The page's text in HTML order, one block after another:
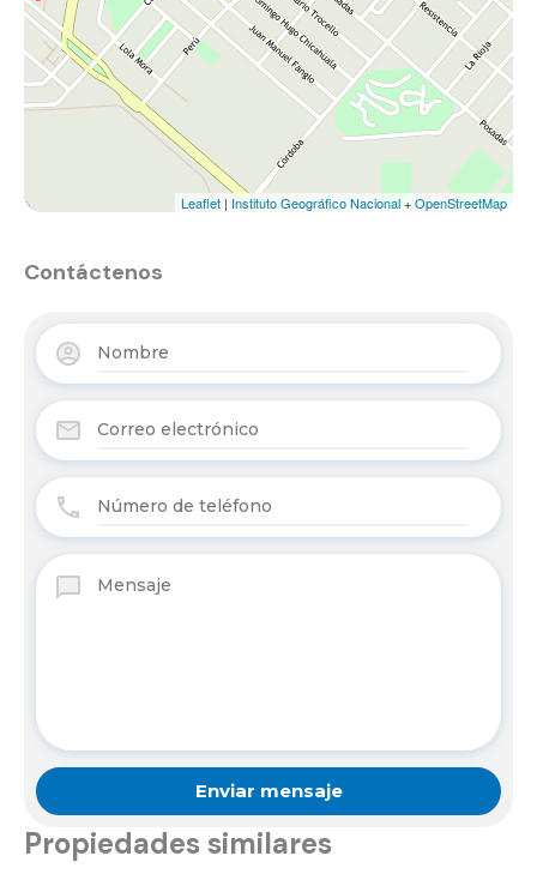
Leaflet | Instituto Geográfico Nacional+OpenStreetMap
Contáctenos
Propiedades similares